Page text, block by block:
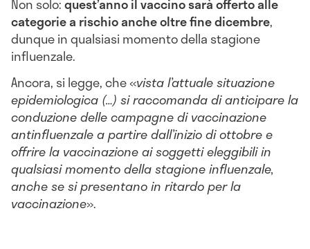
Non solo:quest’anno il vaccino sarà offerto alle
categorie a rischio anche oltre fine dicembre,
dunque in qualsiasi momento della stagione
influenzale.
Ancora, si legge, che «vista l’attuale situazione
epidemiologica (…) si raccomanda di anticipare la
conduzione delle campagne di vaccinazione
antinfluenzale a partire dall’inizio di ottobre e
offrire la vaccinazione ai soggetti eleggibili in
qualsiasi momento della stagione influenzale,
anche se si presentano in ritardo per la
vaccinazione».